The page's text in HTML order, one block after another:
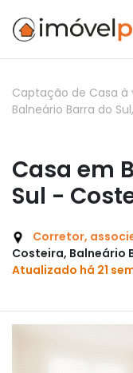
Captação de Casa à
Balneário Barra do
Casa em
Sul -
Corretor,
Costeira, Balneário
Atualizado há 21